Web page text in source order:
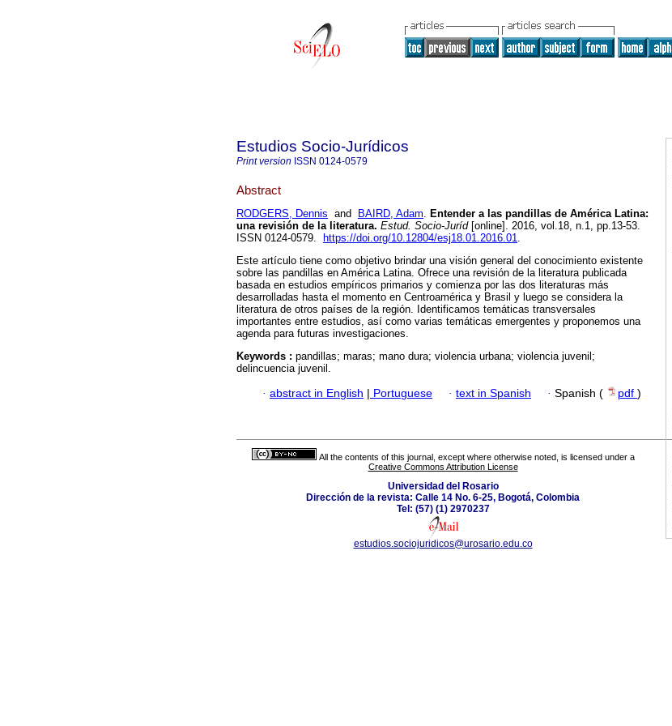
Estudios Socio-Jurídicos
Print version ISSN 0124-0579
Abstract
RODGERS, Dennis and BAIRD, Adam. Entender a las pandillas de América Latina:
una revisión de la literatura. Estud. Socio-Juríd[online]. 2016, vol.18, n.1, pp.13-53.
ISSN 0124-0579.
https://doi.org/10.12804/esj18.01.2016.01.
Este artículo tiene como objetivo brindar una visión general del conocimiento existente
sobre las pandillas en América Latina. Ofrece una revisión de la literatura publicada
basada en estudios empíricos primarios y comienza por las dos literaturas más
desarrolladas hasta el momento en Centroamérica y Brasil y luego se considera la
literatura de otros países de la región. Identificamos temáticas transversales
importantes entre estudios, así como varias temáticas emergentes y proponemos una
agenda para futuras investigaciones.
Keywords : pandillas; maras; mano dura; violencia urbana; violencia juvenil;
delincuencia juvenil.
· abstract in English | Portuguese · text in Spanish · Spanish ( pdf )
All the contents of this journal, except where otherwise noted, is licensed under a
Creative Commons Attribution License
Universidad del Rosario
Dirección de la revista: Calle 14 No. 6-25, Bogotá, Colombia
Tel: (57) (1) 2970237
estudios.sociojuridicos@urosario.edu.co